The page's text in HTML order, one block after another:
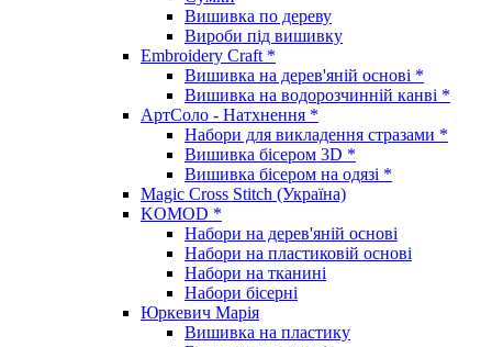
Вишивка по дереву
Вироби під вишивку
Embroidery Craft *
Вишивка на дерев'яній основі *
Вишивка на водорозчинній канві *
АртСоло - Натхнення *
Набори для викладення стразами *
Вишивка бісером 3D *
Вишивка бісером на одязі *
Magic Cross Stitch (Україна)
KOMOD *
Набори на дерев'яній основі
Набори на пластиковій основі
Набори на тканині
Набори бісерні
Юркевич Марія
Вишивка на пластику